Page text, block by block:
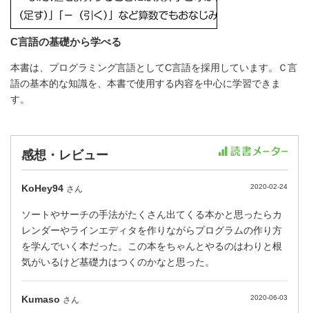
C言語の基礎から学べる
本書は、プログラミング言語としてC言語を採用しています。Ｃ言
語の基本的な知識を、本書で使用する内容を中心に学習できま
す。
感想・レビュー
KoHey94 さん 2020-02-24
ソートやサーチの手法がたくさん出てくる本かと思ったらカ
レンダーやラインエディタを作りながらプログラムの作り方
を学んでいく本だった。この本をちゃんとやるのはわりと根
気がいるけど基礎力はつくのかなと思った。
Kumaso さん 2020-06-03